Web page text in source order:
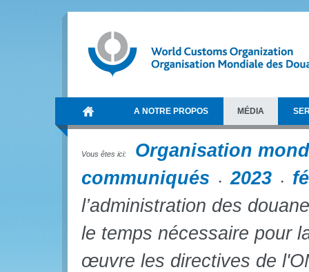
A NOTRE PROPOS MÉDIA
Vous êtes ici:
Organisation
communiqués
2023
l’administration des
le temps nécessaire pour
œuvre les directives de